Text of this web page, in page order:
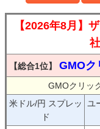
【2026年8月】
【総合1位】 GMOク
GMOクリッ
米ドル/円 スプレッ
ド
ユ